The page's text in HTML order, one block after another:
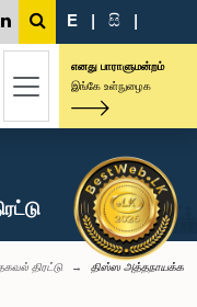
E | සි |
எனது பாராளுமன்றம்
இங்கே உள்நுழைக
திரட்டு திஸ்ஸ அத்தநாயக்க